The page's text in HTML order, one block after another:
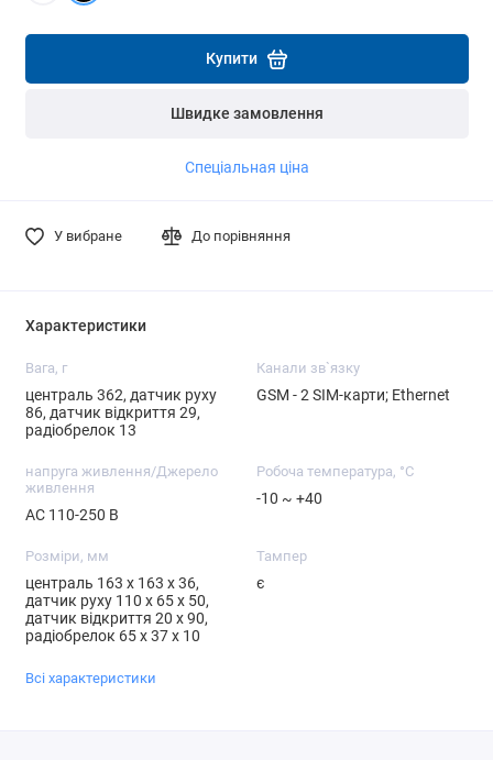
Купити
Швидке замовлення
Спеціальная ціна
У вибране До порівняння
Характеристики
Вага, г
централь 362, датчик руху
86, датчик відкриття 29,
радіобрелок 13
Канали зв`язку
GSM - 2 SIM-карти; Ethernet
напруга живлення/Джерело
живлення
AC 110-250 В
Робоча температура, °C
-10 ~ +40
Розміри, мм
централь 163 x 163 x 36,
датчик руху 110 х 65 х 50,
датчик відкриття 20 х 90,
радіобрелок 65 х 37 х 10
Тампер
є
Всі характеристики